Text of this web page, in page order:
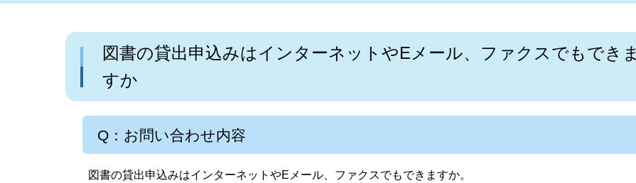
図書の貸出申込みはインターネットやEメール、ファクスでもできま
すか
Q：お問い合わせ内容
図書の貸出申込みはインターネットやEメール、ファクスでもできますか。